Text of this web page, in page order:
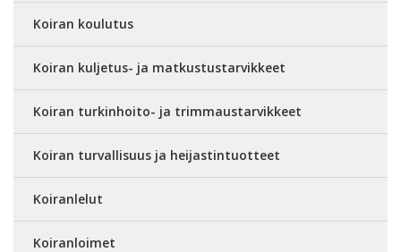
Koiran koulutus
Koiran kuljetus- ja matkustustarvikkeet
Koiran turkinhoito- ja trimmaustarvikkeet
Koiran turvallisuus ja heijastintuotteet
Koiranlelut
Koiranloimet